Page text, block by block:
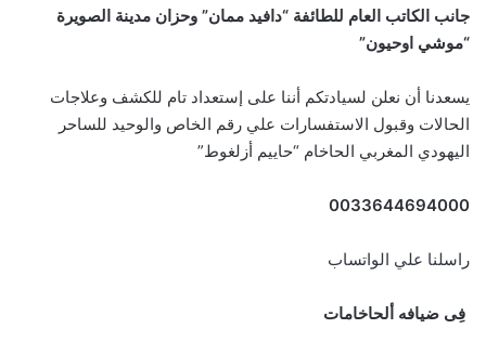
جانب الكاتب العام للطائفة “دافيد ممان” وحزان مدينة الصويرة
“موشي اوحيون”
يسعدنا أن نعلن لسيادتكم أننا على إستعداد تام للكشف وعلاجات
الحالات وقبول الاستفسارات علي رقم الخاص والوحيد للساحر
اليهودي المغربي الحاخام “حاييم أزلغوط”
0033644694000
راسلنا علي الواتساب
فِى ضيافه ألحاخامات